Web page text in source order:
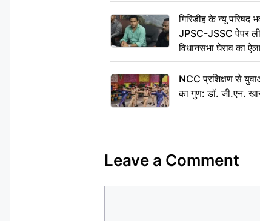
गिरिडीह के न्यू परिषद
JPSC-JSSC पेपर
विधानसभा घेराव का
NCC प्रशिक्षण से
का गुण: डॉ. जी.एन.
Leave a Comment